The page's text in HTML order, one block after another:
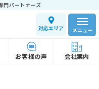
門パートナーズ
対応エリア
お客様の声 会社案内
メニュー